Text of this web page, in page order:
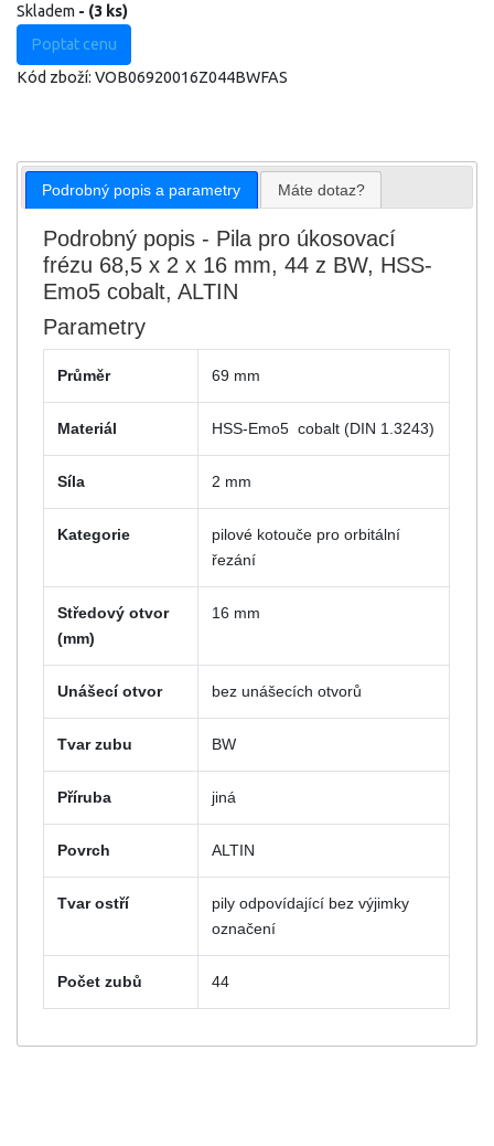
Skladem - (3 ks)
Poptat cenu
Kód zboží: VOB06920016Z044BWFAS
Podrobný popis a parametry Máte dotaz?
Podrobný popis - Pila pro úkosovací
frézu 68,5 x 2 x 16 mm, 44 z BW, HSS-
Emo5 cobalt, ALTIN
Parametry
Průměr 69 mm
Materiál HSS-Emo5 cobalt (DIN 1.3243)
Síla 2 mm
Kategorie
pilové kotouče pro orbitální
řezání
Středový otvor
(mm)
16 mm
Unášecí otvor bez unášecích otvorů
Tvar zubu BW
Příruba jiná
Povrch ALTIN
Tvar ostří
pily odpovídající bez výjimky
označení
Počet zubů 44